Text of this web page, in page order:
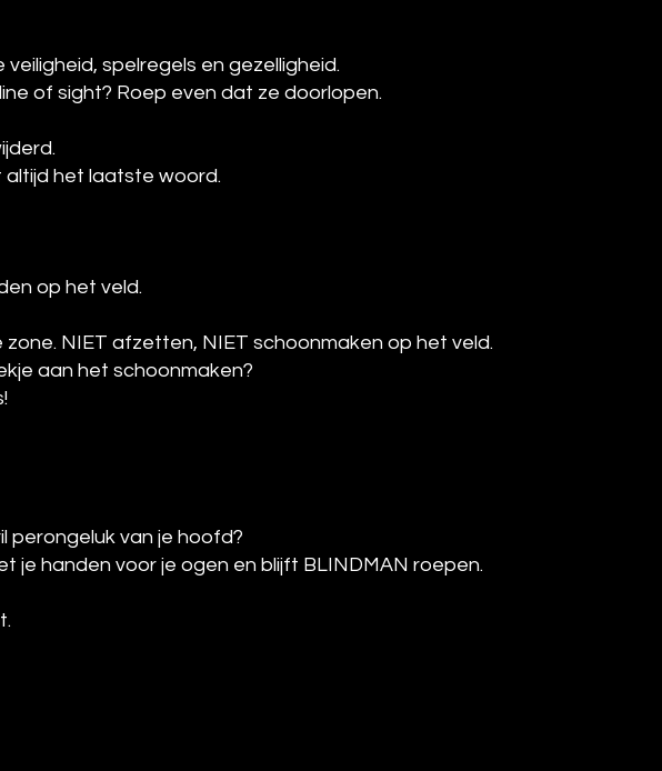
spelregels en gezelligheid.
of sight? Roep even dat ze doorlopen.
altijd het laatste woord.
op het veld.
NIET afzetten, NIET schoonmaken op het veld.
aan het schoonmaken?
perongeluk van je hoofd?
je handen voor je ogen en blijft BLINDMAN roepen.